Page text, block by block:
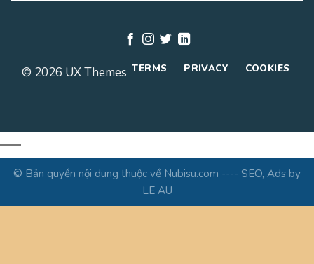
© 2026 UX Themes TERMS PRIVACY COOKIES
© Bản quyền nội dung thuộc về Nubisu.com ---- SEO, Ads by
LE AU